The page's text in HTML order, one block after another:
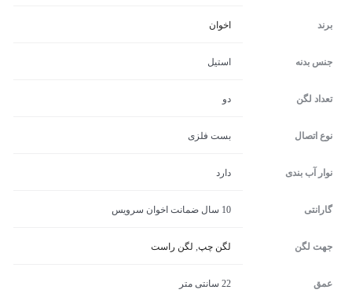
برند اخوان
جنس بدنه استیل
تعداد لگن دو
نوع اتصال بست فلزی
نوار آب بندی دارد
گارانتی 10 سال ضمانت اخوان سرویس
جهت لگن لگن چپ, لگن راست
عمق 22 سانتی متر